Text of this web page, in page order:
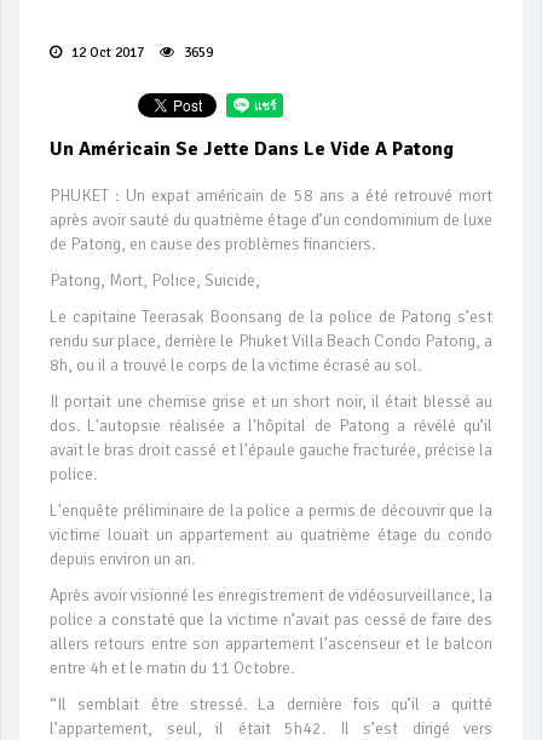
12 Oct 2017 3659
Un Américain Se Jette Dans Le Vide A Patong
PHUKET : Un expat américain de 58 ans a été retrouvé mort
après avoir sauté du quatrième étage d’un condominium de luxe
de Patong, en cause des problèmes financiers.
Patong, Mort, Police, Suicide,
Le capitaine Teerasak Boonsang de la police de Patong s’est
rendu sur place, derrière le Phuket Villa Beach Condo Patong, a
8h, ou il a trouvé le corps de la victime écrasé au sol.
Il portait une chemise grise et un short noir, il était blessé au
dos. L'autopsie réalisée a l'hôpital de Patong a révélé qu’il
avait le bras droit cassé et l'épaule gauche fracturée, précise la
police.
L'enquête préliminaire de la police a permis de découvrir que la
victime louait un appartement au quatrième étage du condo
depuis environ un an.
Après avoir visionné les enregistrement de vidéosurveillance, la
police a constaté que la victime n’avait pas cessé de faire des
allers retours entre son appartement l’ascenseur et le balcon
entre 4h et le matin du 11 Octobre.
“Il semblait être stressé. La dernière fois qu’il a quitté
l’appartement, seul, il était 5h42. Il s’est dirigé vers